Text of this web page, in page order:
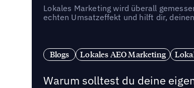
Lokales Marketing wird überall
echten Umsatzeffekt und hilft dir,
Blogs Lokales AEO Marketing
Warum solltest du deine